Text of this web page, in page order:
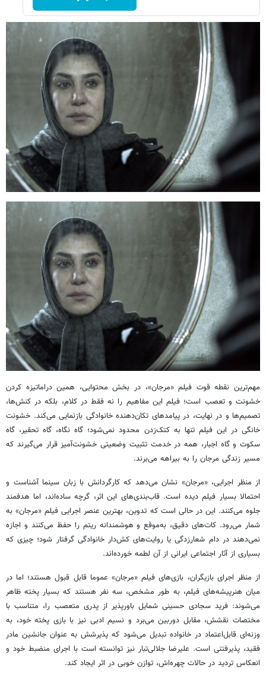
مهم‌ترین نقطه قوت فیلم «مرجان»، در بخش محتوایی، همین دراماتیزه کردن
خشونت و تعصب است؛ فیلم این مفاهیم را نه فقط در کلام، بلکه در کنش‌ها،
تصمیم‌ها و در نهایت، در پیامدهای تکان‌دهنده خانوادگی بازنمایی می‌کند. خشونت
خانگی در این فیلم تنها به کتک‌زدن محدود نمی‌شود؛ گاه نگاه، گاه تحقیر، گاه
سکوت و گاه اجبار، همه در خدمت تثبیت وضعیتی خشونت‌آمیز قرار می‌گیرند که
مسیر زندگی مرجان را به بیراهه می‌برند.
از منظر اجرایی، «مرجان» نشان می‌دهد که کارگردانش با زبان سینما آشناست و
احتمالا بسیار فیلم دیده است. قاب‌بندی‌های این اثر، گرچه ساده‌اند، اما هدفمند
جلوه می‌کنند. این در حالی است که تدوین، بهترین عنصر اجرایی فیلم «مرجان» به
شمار می‌رود. کات‌های دقیق، به‌موقع و هوشمندانه ریتم را حفظ می‌کنند و اجازه
نمی‌دهند در دام شعارزدگی یا روایت‌های کش‌دار خانوادگی گرفتار شود؛ چیزی که
بسیاری از آثار اجتماعی ایرانی از آن لطمه خورده‌اند.
از منظر اجرای بازیگران، بازی‌های فیلم «مرجان» عموما قابل قبول هستند؛ اما در
میان هنرپیشه‌های فیلم، به طور مشخص، سه نفر هستند که بسیار پخته ظاهر
می‌شوند: فرید سجادی حسینی شمایل باورپذیر از پدری متعصب را، متناسب با
مختصات نقشش، مقابل دوربین می‌برد و نسیم ادبی نیز با بازی پخته خود، به
وزنه‌ای قابل‌اعتماد در خانواده تبدیل می‌شود که پذیرشش به عنوان جانشین مادر
فقید، پذیرفتنی است. علیرضا جلالی‌تبار نیز توانسته است با اجرای منضبط خود و
انعکاس تردید در حالات چهره‌اش، توازن خوبی در اثر ایجاد کند.